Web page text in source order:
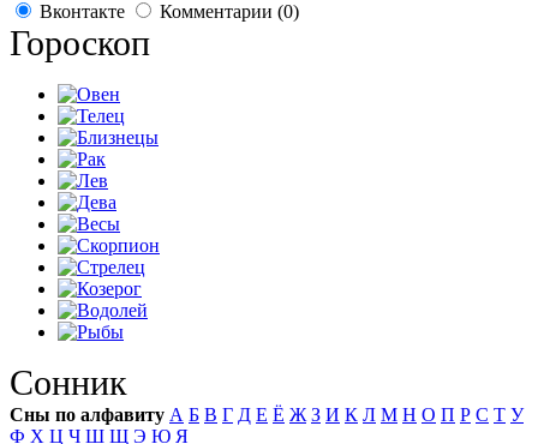
Вконтакте
Комментарии (0)
Гороскоп
Сонник
Сны по алфавиту А Б В Г Д Е Ё Ж З И К Л М Н О П Р С Т У
Ф Х Ц Ч Ш Щ Э Ю Я